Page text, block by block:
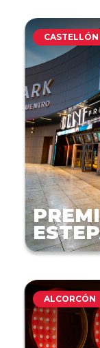
CASTELLÓN
ALCORCÓN